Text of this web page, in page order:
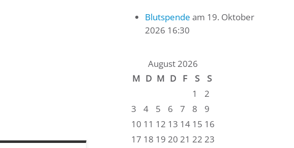
Blutspende am 19. Oktober
2026 16:30
August 2026
M D M D F S
S
1
2
3
4 5 6 7 8
9
10 11 12 13 14 15 16
17 18 19 20 21 22 23